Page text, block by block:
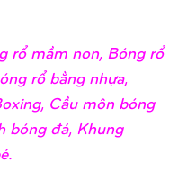
rổ mầm non, Bóng rổ
rổ bằng nhựa,
Cầu môn bóng
bóng đá, Khung